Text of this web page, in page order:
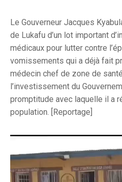
Le Gouverneur Jacques
de Lukafu d’un lot important
médicaux pour lutter contre
vomissements qui a déjà fait
médecin chef de zone de
l’investissement du
promptitude avec laquelle il a
population. [Reportage]